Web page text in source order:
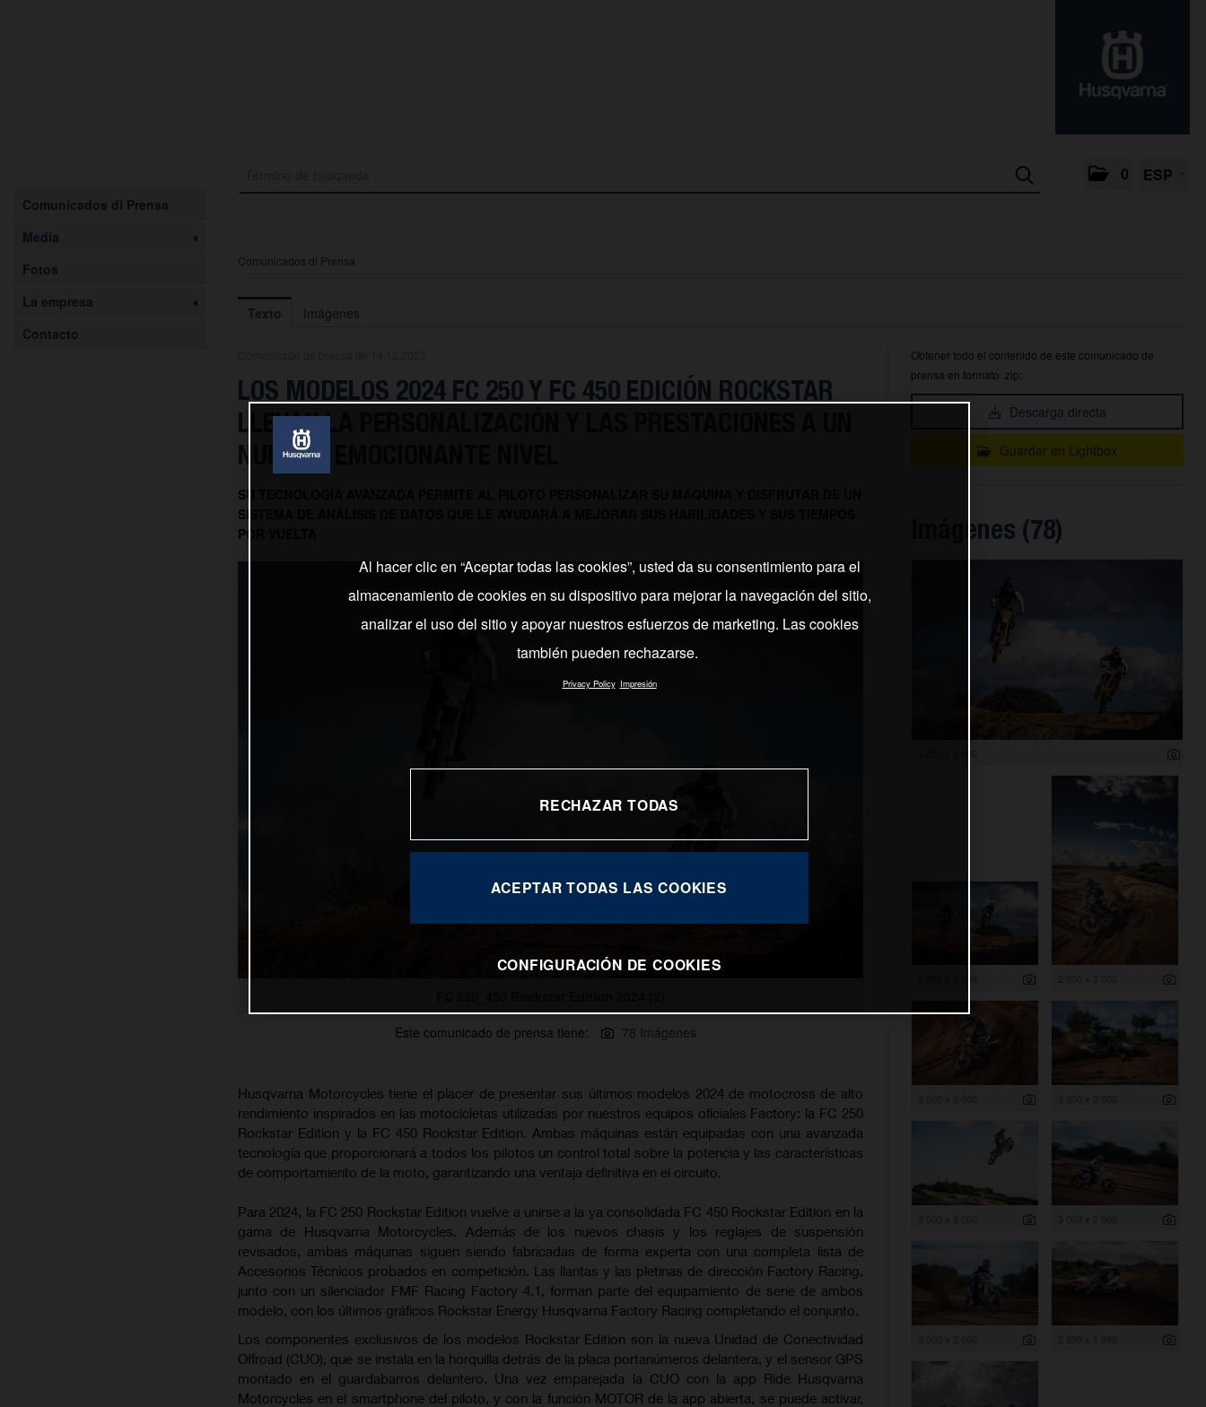
0 ESP
Comunicados di Prensa
Media
Fotos
La empresa
Contacto
Comunicados di Prensa
Texto Imágenes
LOS MODELOS 2024 FC 250 Y FC 450 EDICIÓN ROCKSTAR
LLEVAN LA PERSONALIZACIÓN Y LAS PRESTACIONES A UN
NUEVO Y EMOCIONANTE NIVEL
SU TECNOLOGÍA AVANZADA PERMITE AL PILOTO PERSONALIZAR SU MÁQUINA Y DISFRUTAR DE UN
SISTEMA DE ANÁLISIS DE DATOS QUE LE AYUDARÁ A MEJORAR SUS HABILIDADES Y SUS TIEMPOS
POR VUELTA
Este comunicado de prensa tiene:
78 Imágenes
Husqvarna Motorcycles tiene el placer de presentar sus últimos modelos 2024 de motocross de alto
rendimiento inspirados en las motocicletas utilizadas por nuestros equipos oficiales Factory: la FC 250
Rockstar Edition y la FC 450 Rockstar Edition. Ambas máquinas están equipadas con una avanzada
tecnología que proporcionará a todos los pilotos un control total sobre la potencia y las características
de comportamiento de la moto, garantizando una ventaja definitiva en el circuito.
Para 2024, la FC 250 Rockstar Edition vuelve a unirse a la ya consolidada FC 450 Rockstar Edition en la
gama de Husqvarna Motorcycles. Además de los nuevos chasis y los reglajes de suspensión
revisados, ambas máquinas siguen siendo fabricadas de forma experta con una completa lista de
Accesorios Técnicos probados en competición. Las llantas y las pletinas de dirección Factory Racing,
junto con un silenciador FMF Racing Factory 4.1, forman parte del equipamiento de serie de ambos
modelo, con los últimos gráficos Rockstar Energy Husqvarna Factory Racing completando el conjunto.
Los componentes exclusivos de los modelos Rockstar Edition son la nueva Unidad de Conectividad
Offroad (CUO), que se instala en la horquilla detrás de la placa portanúmeros delantera, y el sensor GPS
montado en el guardabarros delantero. Una vez emparejada la CUO con la app Ride Husqvarna
Motorcycles en el smartphone del piloto, y con la función MOTOR de la app abierta, se puede activar,
Obtener todo el contenido de este comunicado de
prensa en formato .zip:
Descarga directa
Guardar en Lightbox
Imágenes (78)
Al hacer clic en “Aceptar todas las cookies”, usted da su consentimiento para el
almacenamiento de cookies en su dispositivo para mejorar la navegación del sitio,
analizar el uso del sitio y apoyar nuestros esfuerzos de marketing. Las cookies
también pueden rechazarse.
Privacy Policy Impresión
RECHAZAR TODAS
ACEPTAR TODAS LAS COOKIES
CONFIGURACIÓN DE COOKIES